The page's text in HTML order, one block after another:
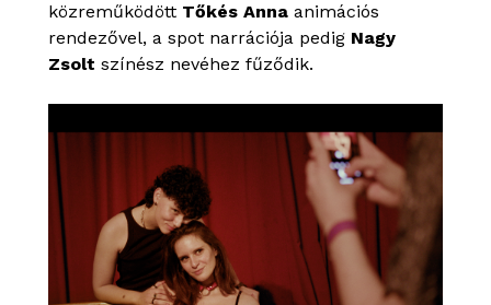
közreműködött Tőkés Anna animációs
rendezővel, a spot narrációja pedig Nagy
Zsolt színész nevéhez fűződik.